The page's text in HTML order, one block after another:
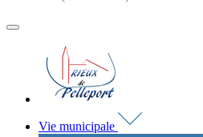
MENU
PRINCIPAL
Vie municipale